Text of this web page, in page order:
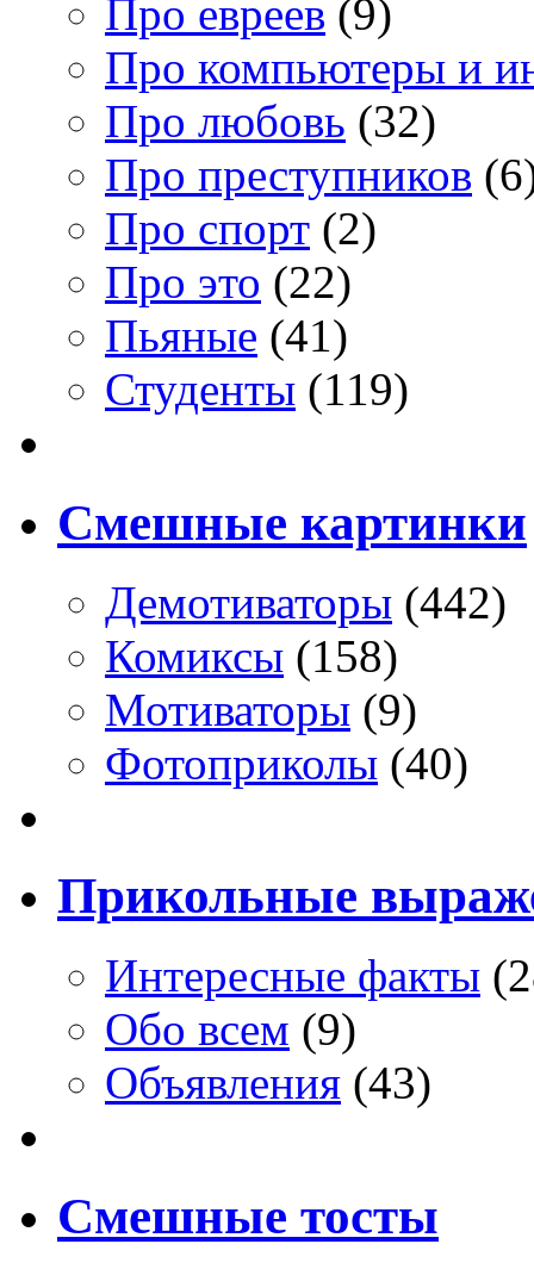
Про евреев (9)
Про компьютеры и
Про любовь (32)
Про преступников
Про спорт (2)
Про это (22)
Пьяные (41)
Студенты (119)
Смешные картинки
Демотиваторы (442)
Комиксы (158)
Мотиваторы (9)
Фотоприколы (40)
Прикольные
Интересные факты
Обо всем (9)
Объявления (43)
Смешные тосты